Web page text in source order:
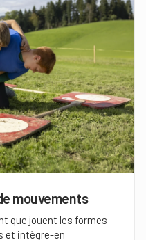
mouvements
que jouent les formes
et intègre-en